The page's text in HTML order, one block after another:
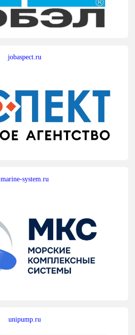
jobaspect.ru
marine-system.ru
unipump.ru